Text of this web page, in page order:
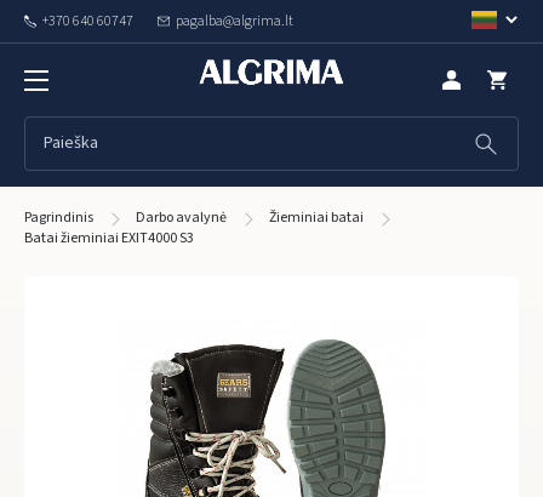
+370 640 60747 pagalba@algrima.lt
Pagrindinis Darbo avalynė
Žieminiai batai
Batai žieminiai EXIT4000 S3